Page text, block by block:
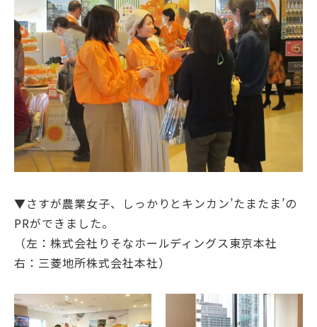
▼さすが農業女子、しっかりとキンカン’たまたま’の
PRができました。
（左：株式会社りそなホールディングス東京本社
右：三菱地所株式会社本社）